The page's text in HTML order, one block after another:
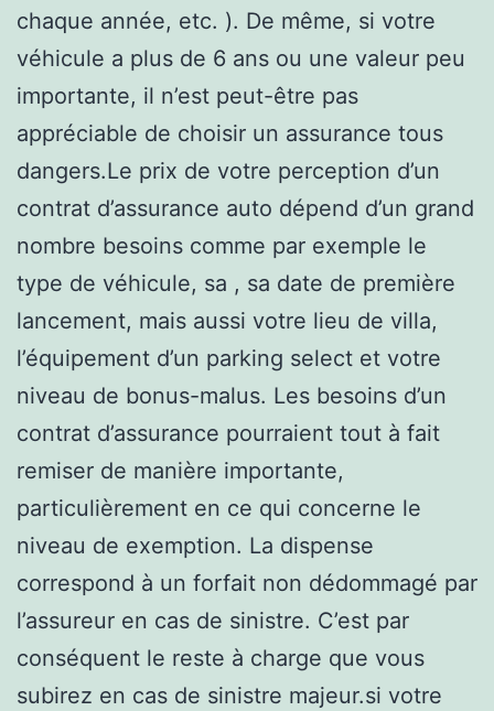
chaque année, etc. ). De même, si votre
véhicule a plus de 6 ans ou une valeur peu
importante, il n’est peut-être pas
appréciable de choisir un assurance tous
dangers.Le prix de votre perception d’un
contrat d’assurance auto dépend d’un grand
nombre besoins comme par exemple le
type de véhicule, sa , sa date de première
lancement, mais aussi votre lieu de villa,
l’équipement d’un parking select et votre
niveau de bonus-malus. Les besoins d’un
contrat d’assurance pourraient tout à fait
remiser de manière importante,
particulièrement en ce qui concerne le
niveau de exemption. La dispense
correspond à un forfait non dédommagé par
l’assureur en cas de sinistre. C’est par
conséquent le reste à charge que vous
subirez en cas de sinistre majeur.si votre